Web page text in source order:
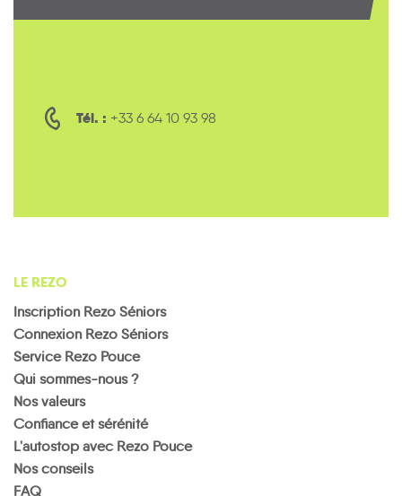
Tél. : +33 6 64 10 93 98
LE REZO
Inscription Rezo Séniors
Connexion Rezo Séniors
Service Rezo Pouce
Qui sommes-nous ?
Nos valeurs
Confiance et sérénité
L'autostop avec Rezo Pouce
Nos conseils
FAQ